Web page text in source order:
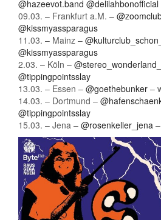
@hazeevot.band @delilahbonofficial
09.03. – Frankfurt a.M. –
@kissmyassparagus
11.03. – Mainz –
@kissmyassparagus
2.03. – Köln –
@tippingpointsslay
13.03. – Essen – @goethebunker –
14.03. – Dortmund –
@tippingpointsslay
15.03. – Jena – @rosenkeller_jena